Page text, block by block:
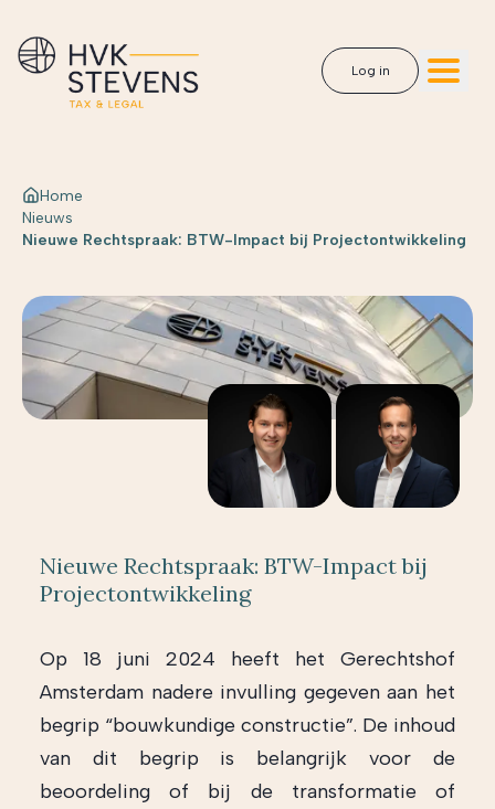
Log in
Home
Nieuws
Nieuwe Rechtspraak: BTW-Impact bij Projectontwikkeling
Nieuwe Rechtspraak: BTW-Impact bij
Projectontwikkeling
Op 18 juni 2024 heeft het Gerechtshof
Amsterdam nadere invulling gegeven aan het
begrip “bouwkundige constructie”. De inhoud
van dit begrip is belangrijk voor de
beoordeling of bij de transformatie of